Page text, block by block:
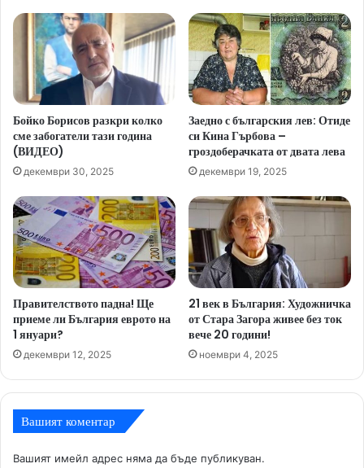
Бойко Борисов разкри колко
сме забогатели тази година
(ВИДЕО)
декември 30, 2025
Заедно с българския лев: Отиде
си Кина Гърбова –
гроздоберачката от двата лева
декември 19, 2025
Правителството падна! Ще
приеме ли България еврото на
1 януари?
декември 12, 2025
21 век в България: Художничка
от Стара Загора живее без ток
вече 20 години!
ноември 4, 2025
Вашият коментар
Вашият имейл адрес няма да бъде публикуван.